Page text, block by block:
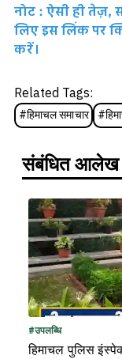
नोट : ऐसी ही
लिए इस लिंक पर
करें।
Related Tags:
#हिमाचल समाचार #
संबंधित आलेख
#उपलब्धि
हिमाचल पुलिस